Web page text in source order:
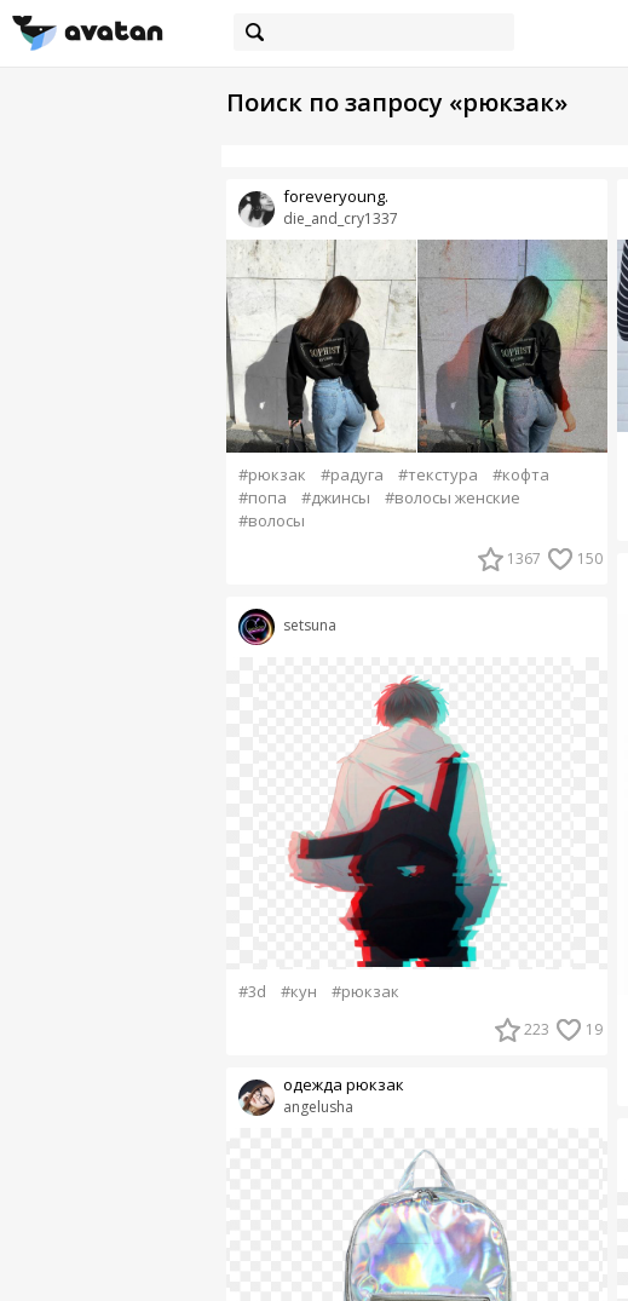
Поиск по запросу «рюкзак»
die_and_cry1337
foreveryoung.
#рюкзак #радуга #текстура
#кофта
#попа
#джинсы
#волосы женские
#волосы
1367 150
setsuna
#3d #кун #рюкзак
223 19
angelusha
одежда рюкзак